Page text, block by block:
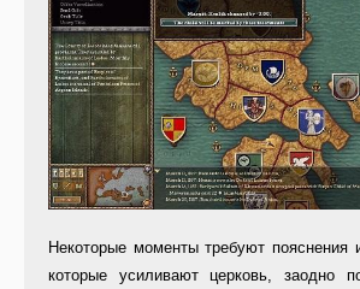
Некоторые моменты требуют по­яснения
которые усиливают церковь, заодно